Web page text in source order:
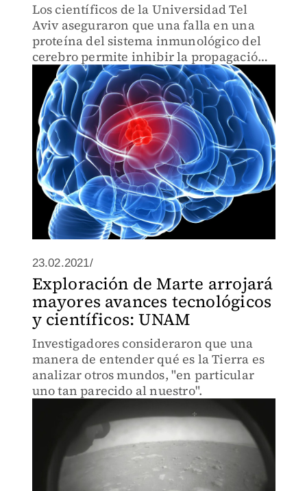
Los científicos de la Universidad Tel
Aviv aseguraron que una falla en una
proteína del sistema inmunológico del
cerebro permite inhibir la propagación
de las células cancerosas.
23.02.2021/
Exploración de Marte arrojará
mayores avances tecnológicos
y científicos: UNAM
Investigadores consideraron que una
manera de entender qué es la Tierra es
analizar otros mundos, "en particular
uno tan parecido al nuestro".